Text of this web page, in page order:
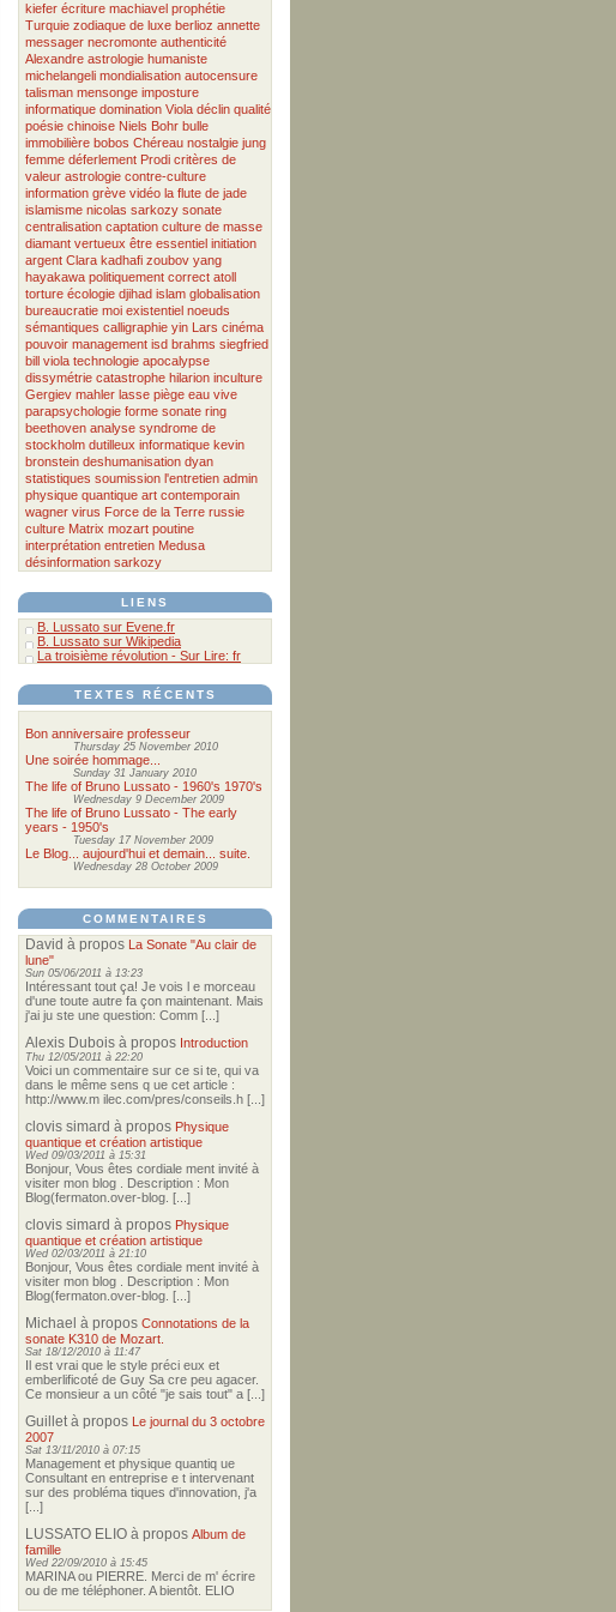
kiefer écriture machiavel prophétie
Turquie zodiaque de luxe berlioz annette
messager necromonte authenticité
Alexandre astrologie humaniste
michelangeli mondialisation autocensure
talisman mensonge imposture
informatique domination Viola déclin qualité
poésie chinoise Niels Bohr bulle
immobilière bobos Chéreau nostalgie jung
femme déferlement Prodi critères de
valeur astrologie contre-culture
information grève vidéo la flute de jade
islamisme nicolas sarkozy sonate
centralisation captation culture de masse
diamant vertueux être essentiel initiation
argent Clara kadhafi zoubov yang
hayakawa politiquement correct atoll
torture écologie djihad islam globalisation
bureaucratie moi existentiel noeuds
sémantiques calligraphie yin Lars cinéma
pouvoir management isd brahms siegfried
bill viola technologie apocalypse
dissymétrie catastrophe hilarion inculture
Gergiev mahler lasse piège eau vive
parapsychologie forme sonate ring
beethoven analyse syndrome de
stockholm dutilleux informatique kevin
bronstein deshumanisation dyan
statistiques soumission l'entretien admin
physique quantique art contemporain
wagner virus Force de la Terre russie
culture Matrix mozart poutine
interprétation entretien Medusa
désinformation sarkozy
LIENS
B. Lussato sur Evene.fr
B. Lussato sur Wikipedia
La troisième révolution - Sur Lire: fr
TEXTES RÉCENTS
Bon anniversaire professeur
Thursday 25 November 2010
Une soirée hommage...
Sunday 31 January 2010
The life of Bruno Lussato - 1960's 1970's
Wednesday 9 December 2009
The life of Bruno Lussato - The early
years - 1950's
Tuesday 17 November 2009
Le Blog... aujourd'hui et demain... suite.
Wednesday 28 October 2009
COMMENTAIRES
David à propos La Sonate "Au clair de
lune"
Sun 05/06/2011 à 13:23
Intéressant tout ça! Je vois l e morceau
d'une toute autre fa çon maintenant. Mais
j'ai ju ste une question: Comm [...]
Alexis Dubois à propos Introduction
Thu 12/05/2011 à 22:20
Voici un commentaire sur ce si te, qui va
dans le même sens q ue cet article :
http://www.m ilec.com/pres/conseils.h [...]
clovis simard à propos Physique
quantique et création artistique
Wed 09/03/2011 à 15:31
Bonjour, Vous êtes cordiale ment invité à
visiter mon blog . Description : Mon
Blog(fermaton.over-blog. [...]
clovis simard à propos Physique
quantique et création artistique
Wed 02/03/2011 à 21:10
Bonjour, Vous êtes cordiale ment invité à
visiter mon blog . Description : Mon
Blog(fermaton.over-blog. [...]
Michael à propos Connotations de la
sonate K310 de Mozart.
Sat 18/12/2010 à 11:47
Il est vrai que le style préci eux et
emberlificoté de Guy Sa cre peu agacer.
Ce monsieur a un côté "je sais tout" a [...]
Guilletà propos Le journal du 3 octobre
2007
Sat 13/11/2010 à 07:15
Management et physique quantiq ue
Consultant en entreprise e t intervenant
sur des probléma tiques d'innovation, j'a
[...]
LUSSATO ELIO à propos Album de
famille
Wed 22/09/2010 à 15:45
MARINA ou PIERRE. Merci de m' écrire
ou de me téléphoner. A bientôt. ELIO